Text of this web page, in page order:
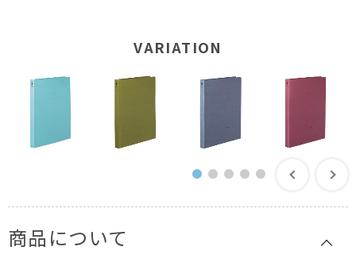
VARIATION
商品について